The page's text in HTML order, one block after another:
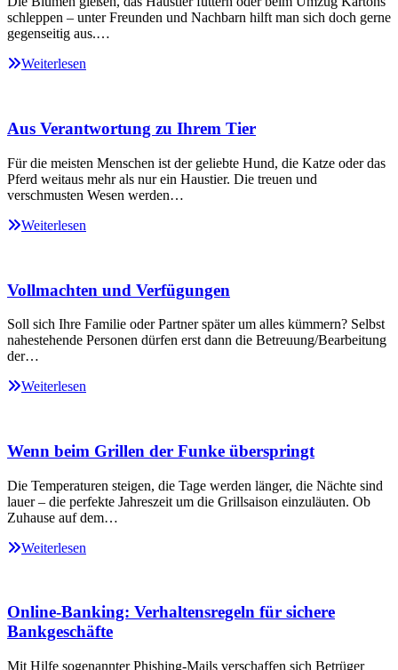
schleppen – unter Freunden und Nachbarn hilft man sich doch gerne
gegenseitig aus.…
Weiterlesen
Aus Verantwortung zu Ihrem Tier
Für die meisten Menschen ist der geliebte Hund, die Katze oder das
Pferd weitaus mehr als nur ein Haustier. Die treuen und
verschmusten Wesen werden…
Weiterlesen
Vollmachten und Verfügungen
Soll sich Ihre Familie oder Partner später um alles kümmern? Selbst
nahestehende Personen dürfen erst dann die Betreuung/Bearbeitung
der…
Weiterlesen
Wenn beim Grillen der Funke überspringt
Die Temperaturen steigen, die Tage werden länger, die Nächte sind
lauer – die perfekte Jahreszeit um die Grillsaison einzuläuten. Ob
Zuhause auf dem…
Weiterlesen
Online-Banking: Verhaltensregeln für sichere
Bankgeschäfte
Mit Hilfe sogenannter Phishing-Mails verschaffen sich Betrüger